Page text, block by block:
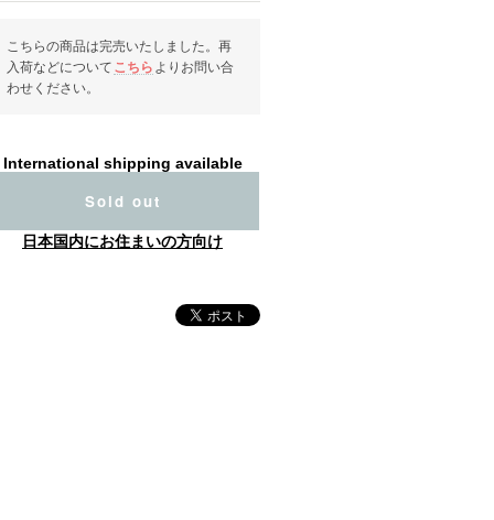
こちらの商品は完売いたしました。再
入荷などについて こちら よりお問い合
わせください。
International shipping available
Sold out
日本国内にお住まいの方向け